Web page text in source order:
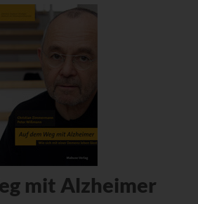
mit Alzheimer